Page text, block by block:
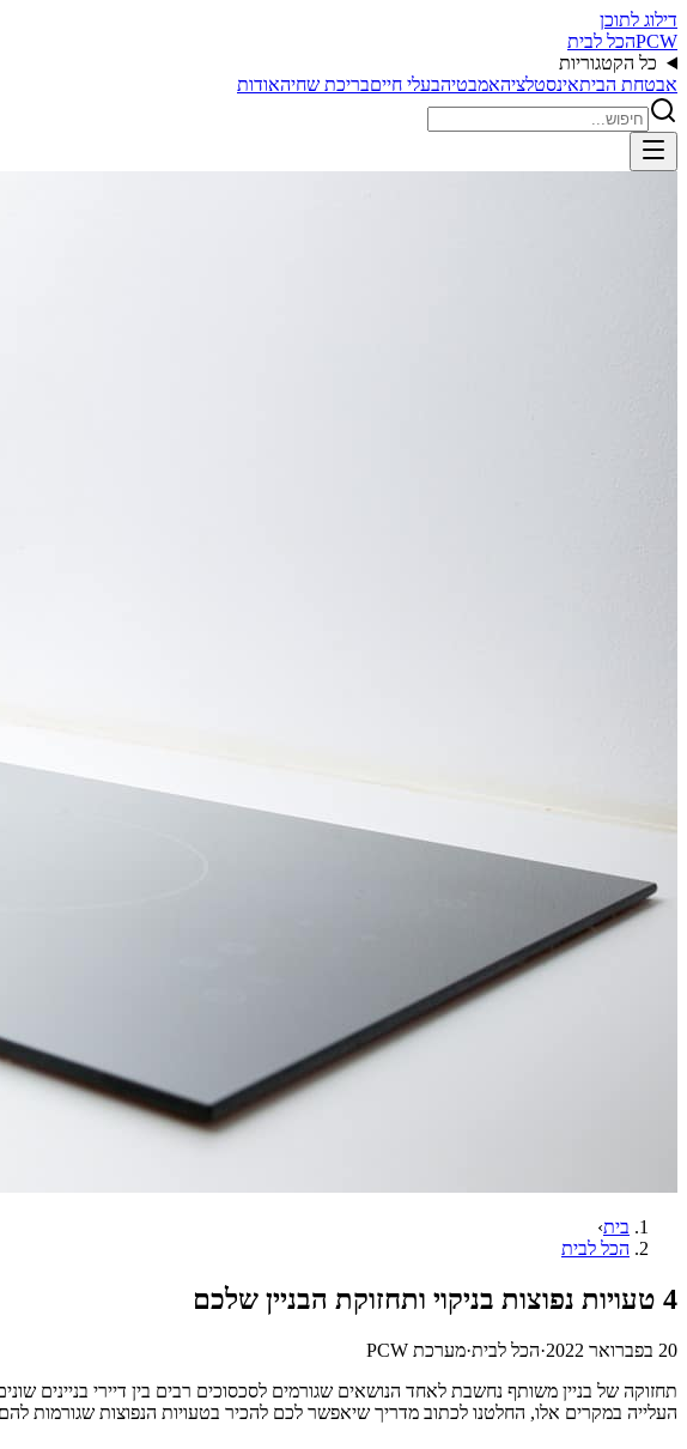
דילוג לתוכן
PCWהכל לבית
כל הקטגוריות
אבטחת הביתאינסטלציהאמבטיהבעלי חייםבריכת שחיהאודות
בית›
הכל לבית
4 טעויות נפוצות בניקוי ותחזוקת הבניין שלכם
20 בפברואר 2022 ·הכל לבית·מערכת PCW
תחזוקה של בניין משותף נחשבת לאחד הנושאים שגורמים לסכסוכים רבים בין דיירי בניינים
העלייה במקרים אלו, החלטנו לכתוב מדריך שיאפשר לכם להכיר בטעויות הנפוצות